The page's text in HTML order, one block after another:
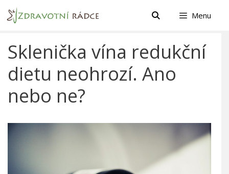
Přeskočit
na
Menu
Sklenička vína redukční
dietu neohrozí. Ano
nebo ne?